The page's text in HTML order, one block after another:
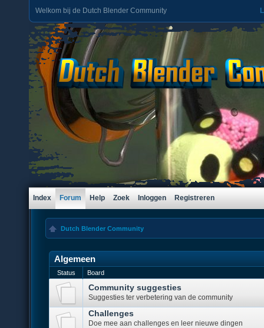
Welkom bij de Dutch Blender Community
Index Forum Help Zoek Inloggen Registreren
Dutch Blender Community
Algemeen
Status Board
Community suggesties
Suggesties ter verbetering van de community
Challenges
Doe mee aan challenges en leer nieuwe dingen